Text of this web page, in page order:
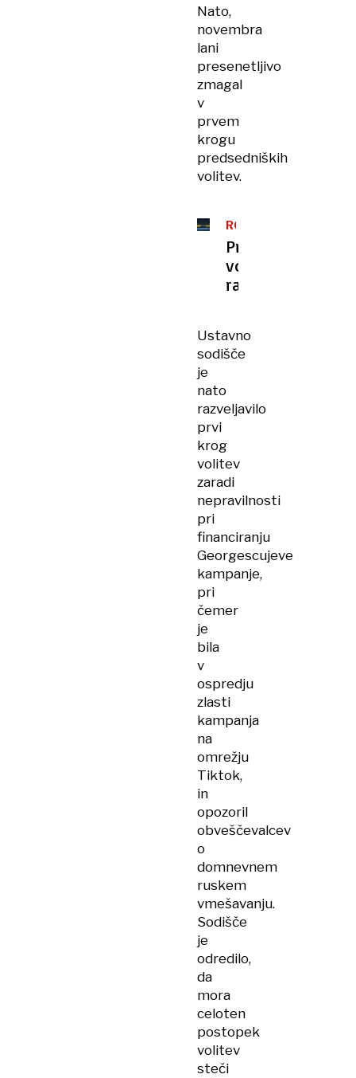
Nato,
novembra
lani
presenetljivo
zmagal
v
prvem
krogu
predsedniških
volitev.
ROMUNIJA
Predsedniške
volitve
razveljavljene
Ustavno
sodišče
je
nato
razveljavilo
prvi
krog
volitev
zaradi
nepravilnosti
pri
financiranju
Georgescujeve
kampanje,
pri
čemer
je
bila
v
ospredju
zlasti
kampanja
na
omrežju
Tiktok,
in
opozoril
obveščevalcev
o
domnevnem
ruskem
vmešavanju.
Sodišče
je
odredilo,
da
mora
celoten
postopek
volitev
steči